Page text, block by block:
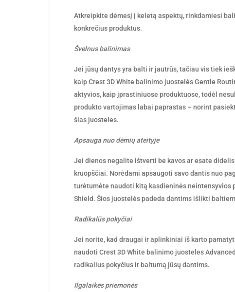
Atkreipkite dėmesį į keletą aspektų, rinkdamiesi
konkrečius produktus.
Švelnus balinimas
Jei jūsų dantys yra balti ir jautrūs, tačiau vis tiek
kaip Crest 3D White balinimo juostelės Gentle
aktyvios, kaip įprastiniuose produktuose, todėl
produkto vartojimas labai paprastas – norint
šias juosteles.
Apsauga nuo dėmių ateityje
Jei dienos negalite ištverti be kavos ar esate
kruopščiai. Norėdami apsaugoti savo dantis nuo
turėtumėte naudoti kitą kasdieninės neintensyvios
Shield. Šios juostelės padeda dantims išlikti
Radikalūs pokyčiai
Jei norite, kad draugai ir aplinkiniai iš karto
naudoti Crest 3D White balinimo juosteles
radikalius pokyčius ir baltumą jūsų dantims.
Ilgalaikės priemonės